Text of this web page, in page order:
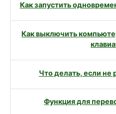
Как запустить
Как выключить
Что делать, если не
Функция для